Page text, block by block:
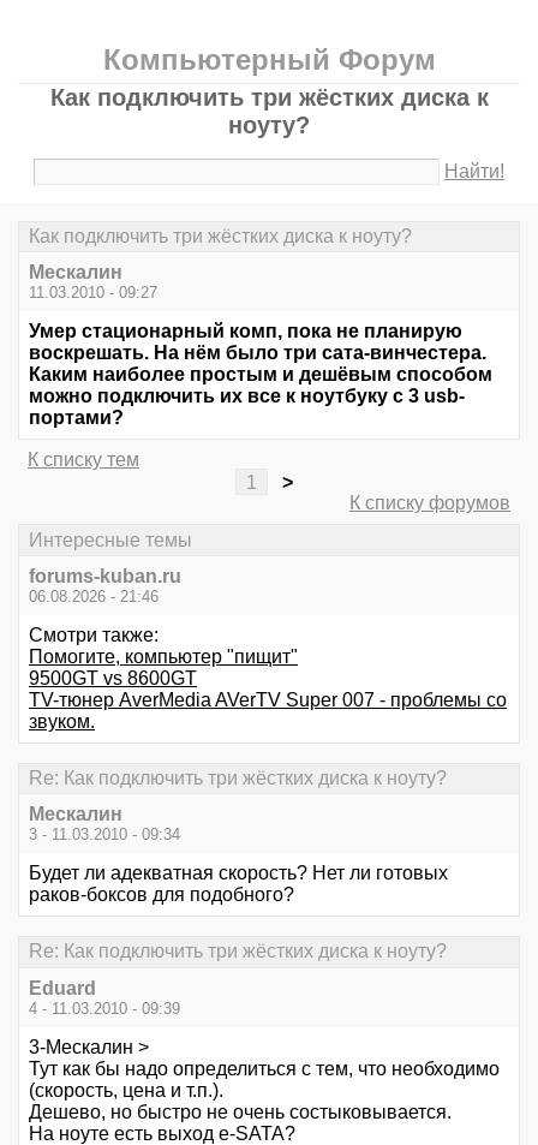
Компьютерный Форум
Как подключить три жёстких диска к
ноуту?
Найти!
Как подключить три жёстких диска к ноуту?
Мескалин
11.03.2010 - 09:27
Умер стационарный комп, пока не планирую
воскрешать. На нём было три сата-винчестера.
Каким наиболее простым и дешёвым способом
можно подключить их все к ноутбуку с 3 usb-
портами?
К списку тем
1
>
К списку форумов
Интересные темы
forums-kuban.ru
06.08.2026 - 21:46
Смотри также:
Помогите, компьютер "пищит"
9500GT vs 8600GT
TV-тюнер AverMedia AVerTV Super 007 - проблемы со
звуком.
Re: Как подключить три жёстких диска к ноуту?
Мескалин
3 - 11.03.2010 - 09:34
Будет ли адекватная скорость? Нет ли готовых
раков-боксов для подобного?
Re: Как подключить три жёстких диска к ноуту?
Eduard
4 - 11.03.2010 - 09:39
3-Мескалин >
Тут как бы надо определиться с тем, что необходимо
(скорость, цена и т.п.).
Дешево, но быстро не очень состыковывается.
На ноуте есть выход e-SATA?